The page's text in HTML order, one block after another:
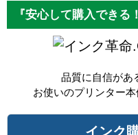
『安心して購入できる
品質に自信があ
お使いのプリンター
インク